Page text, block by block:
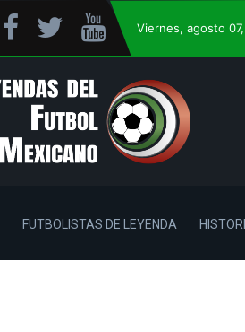
Viernes, agosto
FUTBOLISTAS DE LEYENDA